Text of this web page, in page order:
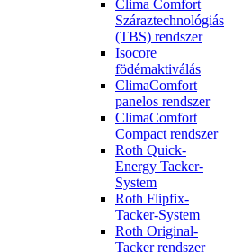
Clima Comfort
Száraztechnológiás
(TBS) rendszer
Isocore
födémaktiválás
ClimaComfort
panelos rendszer
ClimaComfort
Compact rendszer
Roth Quick-
Energy Tacker-
System
Roth Flipfix-
Tacker-System
Roth Original-
Tacker rendszer